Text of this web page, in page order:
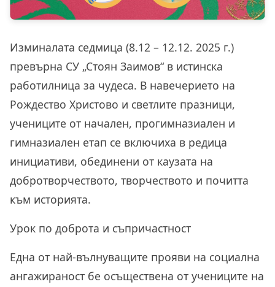
Изминалата седмица (8.12 – 12.12. 2025 г.)
превърна СУ „Стоян Заимов“ в истинска
работилница за чудеса. В навечерието на
Рождество Христово и светлите празници,
учениците от начален, прогимназиален и
гимназиален етап се включиха в редица
инициативи, обединени от каузата на
добротворчеството, творчеството и почитта
към историята.
Урок по доброта и съпричастност
Една от най-вълнуващите прояви на социална
ангажираност бе осъществена от учениците на